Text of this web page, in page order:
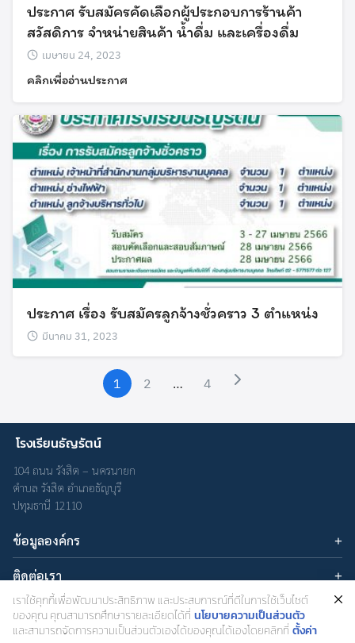
ประกาศ รับสมัครคัดเลือกผู้ประกอบการร้านค้า
สวัสดิการ จำหน่ายสินค้า น้ำดื่ม และเครื่องดื่ม
เมษายน 24, 2023
คลิกเพื่ออ่านประกาศ
ประกาศ เรื่อง รับสมัครลูกจ้างชั่วคราว 3 ตำแหน่ง
มีนาคม 31, 2023
1 2 … 4
โรงเรียนธัญรัตน์
104 ถนน รังสิต – นครนายก
ตำบล รังสิต อำเภอธัญบุรี
ปทุมธานี 12110
ข้อมูลองค์กร
บทความ
เกี่ยวกับเรา
นโยบายความเป็นส่วนตัว
ติดต่อเรา
อีเมล : admin@thanyarat.ac.th
โทรศัพท์: 02-577-1577
เครือข่ายสังคมออนไลน์
เราใช้คุกกี้เพื่อพัฒนาประสิทธิภาพ และประสบการณ์ที่ดีในการใช้เว็บไซต์
ของคุณ คุณสามารถศึกษารายละเอียดได้ที่ นโยบายความเป็นส่วนตัว
และสามารถจัดการความเป็นส่วนตัวเองได้ของคุณได้เองโดยคลิกที่ ตั้งค่า